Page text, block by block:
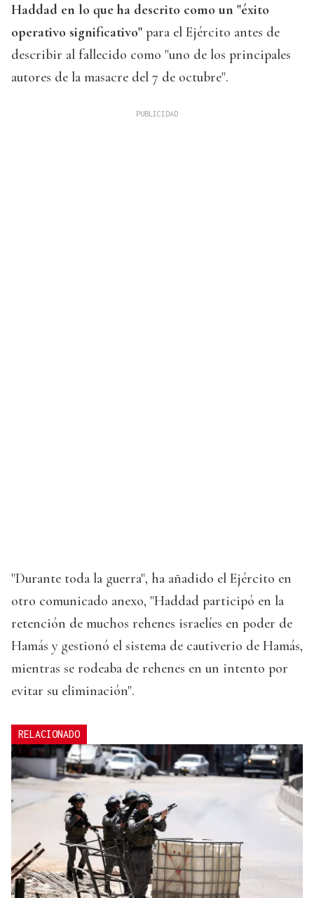
Haddad en lo que ha descrito como un "éxito
operativo significativo" para el Ejército antes de
describir al fallecido como "uno de los principales
autores de la masacre del 7 de octubre".
"Durante toda la guerra", ha añadido el Ejército en
otro comunicado anexo, "Haddad participó en la
retención de muchos rehenes israelíes en poder de
Hamás y gestionó el sistema de cautiverio de Hamás,
mientras se rodeaba de rehenes en un intento por
evitar su eliminación".
RELACIONADO